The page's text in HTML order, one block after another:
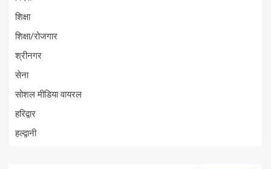
शिक्षा
शिक्षा/रोजगार
श्रीनगर
सेना
सोशल मीडिया वायरल
हरिद्वार
हल्द्वानी